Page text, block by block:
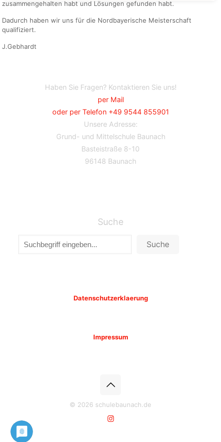
zusammengehalten habt und Lösungen gefunden habt.
Dadurch haben wir uns für die Nordbayerische Meisterschaft
qualifiziert.
J.Gebhardt
Haben Sie Fragen? Kontaktieren Sie uns!
per Mail
oder per Telefon +49 9544 855901
Unsere Adresse:
Grund- und Mittelschule Baunach
Basteistraße 8-10
96148 Baunach
Suche
Suche
Datenschutzerklaerung
Impressum
© 2026 schulebaunach.de